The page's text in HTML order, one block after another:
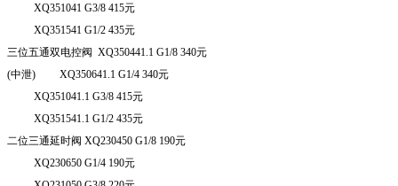
XQ351041 G3/8 415元
XQ351541 G1/2 435元
三位五通双电控阀 XQ350441.1 G1/8 340元
(中泄) XQ350641.1 G1/4 340元
XQ351041.1 G3/8 415元
XQ351541.1 G1/2 435元
二位三通延时阀 XQ230450 G1/8 190元
XQ230650 G1/4 190元